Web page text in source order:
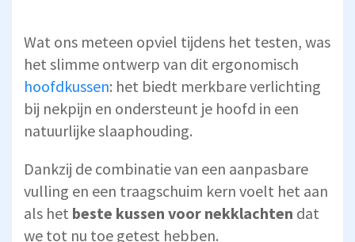
Wat ons meteen opviel tijdens het testen, was
het slimme ontwerp van dit ergonomisch
hoofdkussen: het biedt merkbare verlichting
bij nekpijn en ondersteunt je hoofd in een
natuurlijke slaaphouding.
Dankzij de combinatie van een aanpasbare
vulling en een traagschuim kern voelt het aan
als het beste kussen voor nekklachten dat
we tot nu toe getest hebben.